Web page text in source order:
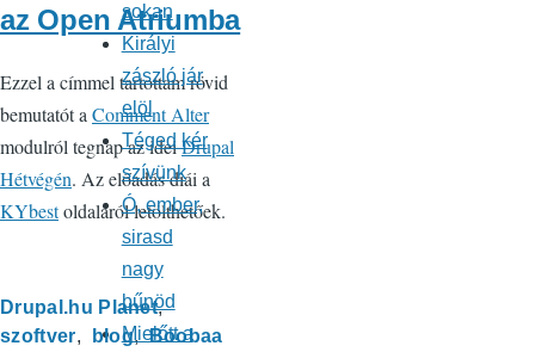
az Open Atriumba
Ezzel a címmel tartottam rövid
bemutatót a Comment Alter
modulról tegnap az ideiDrupal
Hétvégén. Az előadás diái a
KYbestoldaláról letölthetőek.
Drupal.hu Planet
szoftver
blog Boobaa
sokan
Királyi
zászló jár
elöl
Téged kér
szívünk
Ó, ember,
sirasd
nagy
bűnöd
Mielőtt a